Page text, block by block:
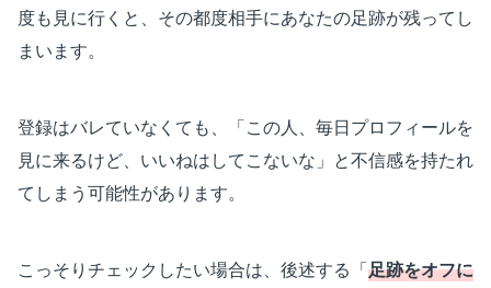
度も見に行くと、その都度相手にあなたの足跡が残ってし
まいます。
登録はバレていなくても、「この人、毎日プロフィールを
見に来るけど、いいねはしてこないな」と不信感を持たれ
てしまう可能性があります。
こっそりチェックしたい場合は、後述する「足跡をオフに